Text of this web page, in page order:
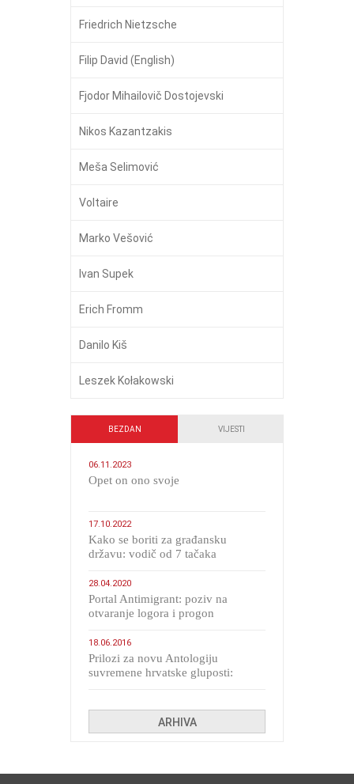
Friedrich Nietzsche
Filip David (English)
Fjodor Mihailovič Dostojevski
Nikos Kazantzakis
Meša Selimović
Voltaire
Marko Vešović
Ivan Supek
Erich Fromm
Danilo Kiš
Leszek Kołakowski
BEZDAN VIJESTI
06.11.2023
​Opet on ono svoje
17.10.2022
Kako se boriti za građansku
državu: vodič od 7 tačaka
28.04.2020
Portal Antimigrant: poziv na
otvaranje logora i progon
18.06.2016
Prilozi za novu Antologiju
suvremene hrvatske gluposti:
ARHIVA